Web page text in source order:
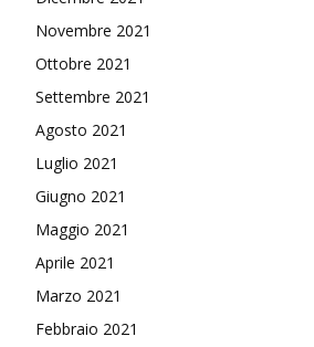
Novembre 2021
Ottobre 2021
Settembre 2021
Agosto 2021
Luglio 2021
Giugno 2021
Maggio 2021
Aprile 2021
Marzo 2021
Febbraio 2021